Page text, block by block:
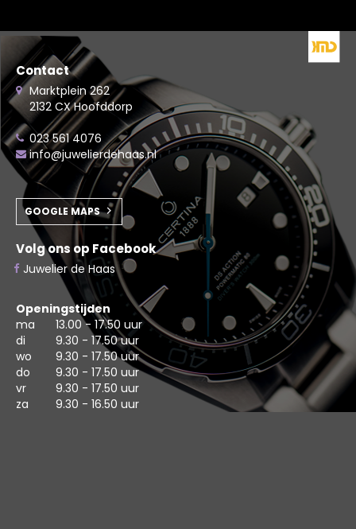
Contact
Marktplein 262
2132 CX Hoofddorp
023 561 4076
info@juwelierdehaas.nl
GOOGLE MAPS
Volg ons op Facebook
Juwelier de Haas
Openingstijden
ma
13.00 - 17.50 uur
di
9.30 - 17.50 uur
wo
9.30 - 17.50 uur
do
9.30 - 17.50 uur
vr
9.30 - 17.50 uur
za
9.30 - 16.50 uur